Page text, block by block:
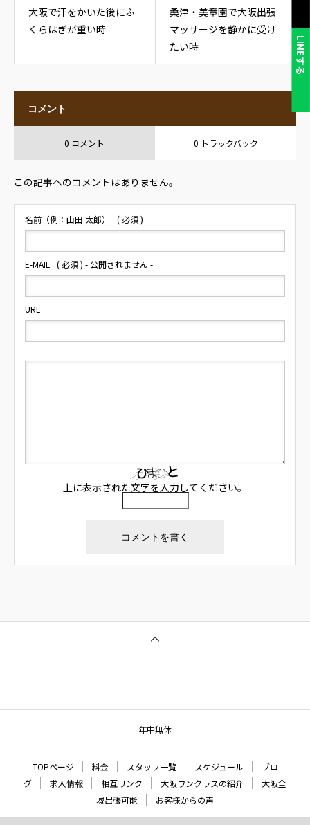
LINEする
大阪で汗をかいた後にふ
くらはぎが重い時
桑津・美章園で大阪出張
マッサージを静かに受け
たい時
コメント
0 コメント 0 トラックバック
この記事へのコメントはありません。
名前（例：山田 太郎） ( 必須 )
E-MAIL ( 必須 ) - 公開されません -
URL
上に表示された文字を入力してください。
年中無休
TOPページ 料金 スタッフ一覧 スケジュール
ブロ
グ
求人情報 相互リンク 大阪ワンクラスの紹介
大阪全
域出張可能
お客様からの声